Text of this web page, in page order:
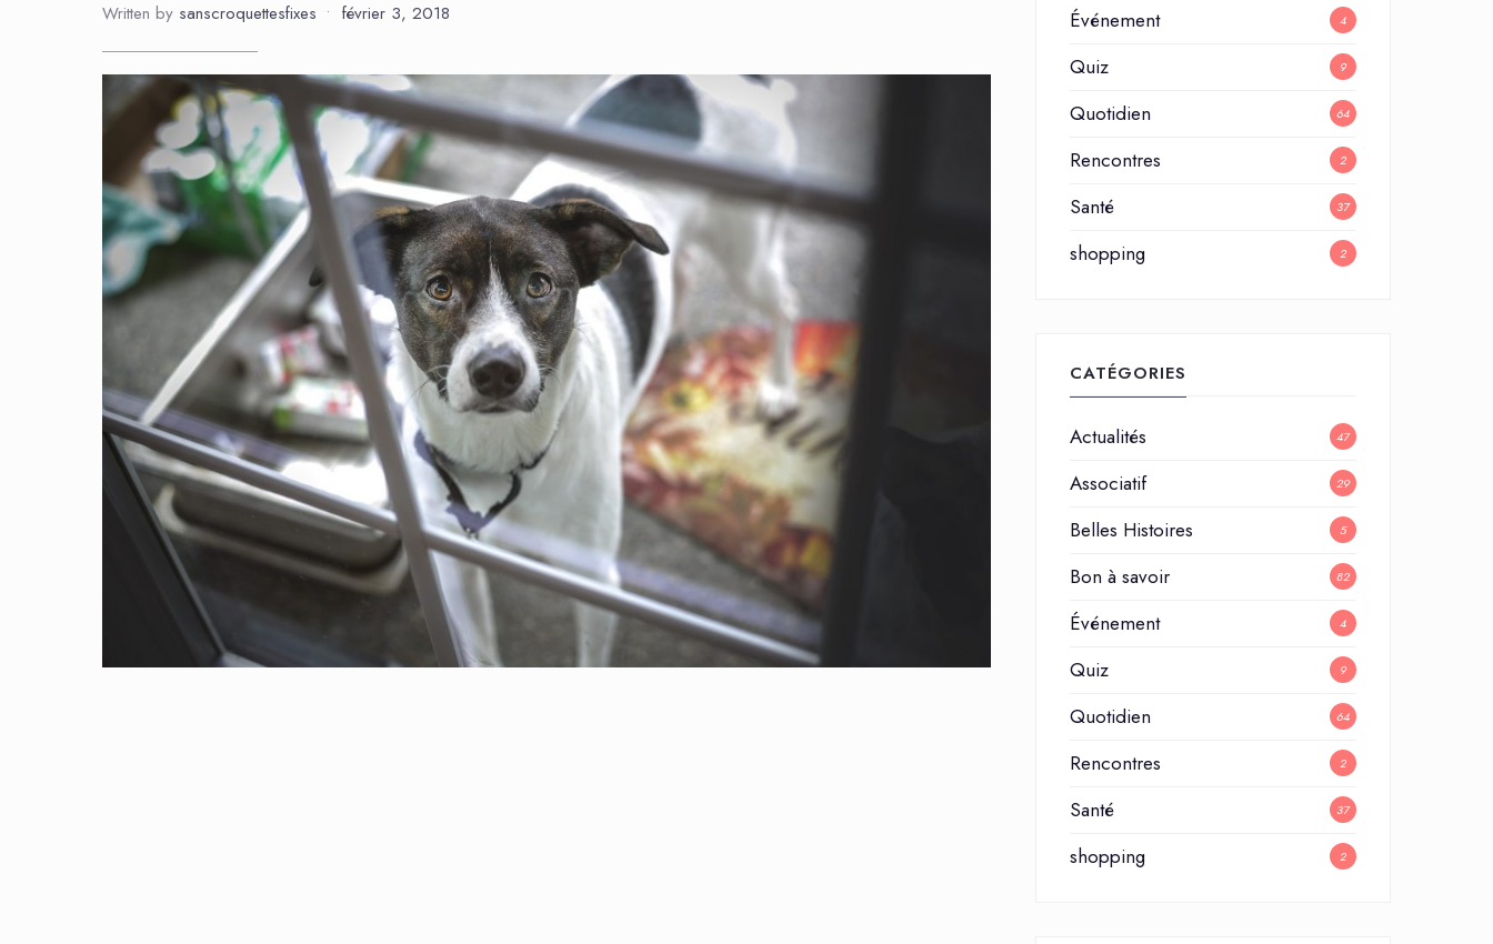
Written by sanscroquettesfixes • février 3, 2018 Événement 4
Quiz 9
Quotidien 64
Rencontres 2
Santé 37
shopping 2
CATÉGORIES
Actualités 47
Associatif 29
Belles Histoires 5
Bon à savoir 82
Événement 4
Quiz 9
Quotidien 64
Rencontres 2
Santé 37
shopping 2